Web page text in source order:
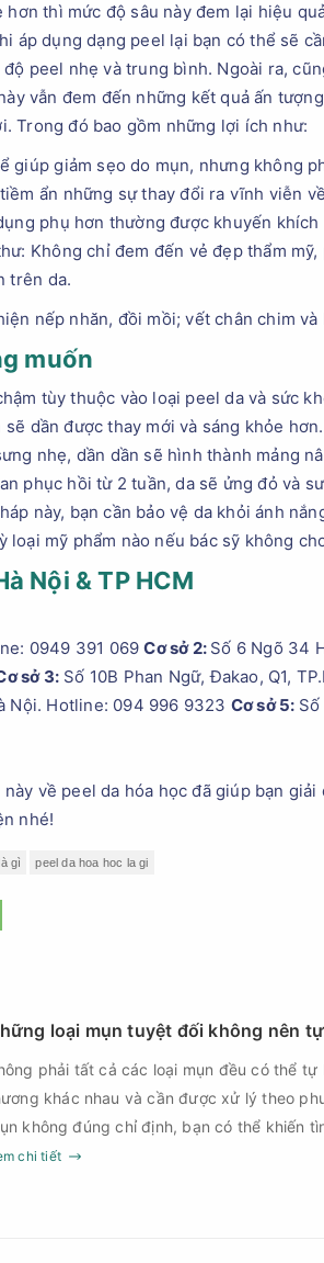
thì mức độ sâu này đem lại hiệu
áp dụng dạng peel lại bạn có thể sẽ
peel nhẹ và trung bình. Ngoài ra,
vẫn đem đến những kết quả ấn
Trong đó bao gồm những lợi ích như:
giúp giảm sẹo do mụn, nhưng không
ẩn những sự thay đổi ra vĩnh viễn
phụ hơn thường được khuyến khích
Không chỉ đem đến vẻ đẹp thẩm
trên da.
nếp nhăn, đồi mồi; vết chân chim
muốn
tùy thuộc vào loại peel da và sức
dần được thay mới và sáng khỏe
nhẹ, dần dần sẽ hình thành mảng
phục hồi từ 2 tuần, da sẽ ửng đỏ và
này, bạn cần bảo vệ da khỏi ánh
loại mỹ phẩm nào nếu bác sỹ không
Nội & TP HCM
0949 391 069Cơ sở 2: Số 6 Ngõ 34
sở 3:Số 10B Phan Ngữ, Đakao, Q1,
Nội. Hotline: 094 996 9323 Cơ sở 5:
về peel da hóa học đã giúp bạn
nhé!
gì peel da hoa hoc la gi
loại mụn tuyệt đối không nên
phải tất cả các loại mụn đều có thể
khác nhau và cần được xử lý theo
không đúng chỉ định, bạn có thể khiến
cơ nhiễm trùng, để lại thâm hoặc sẹo
chi tiết